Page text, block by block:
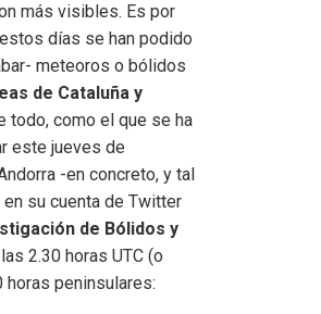
más visibles. Es por
días se han podido
meteoros o bólidos
de Cataluña y
todo, como el que se ha
este jueves de
-en concreto, y tal
su cuenta de Twitter
de Bólidos y
2.30 horas UTC (o
horas peninsulares: